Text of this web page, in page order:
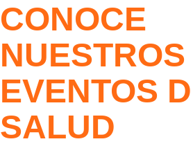
CONOCE
NUESTROS
EVENTOS
SALUD